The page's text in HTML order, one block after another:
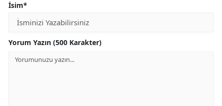
İsim*
Yorum Yazın (500 Karakter)